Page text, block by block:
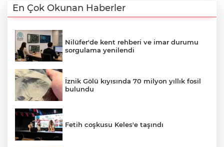
En Çok Okunan Haberler
Nilüfer'de kent rehberi ve imar durumu
sorgulama yenilendi
İznik Gölü kıyısında 70 milyon yıllık fosil
bulundu
Fetih coşkusu Keles'e taşındı